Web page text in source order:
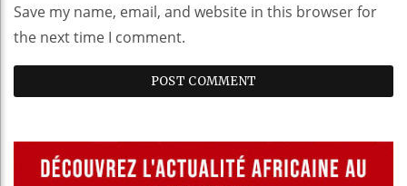
Save my name, email, and website in this browser for
the next time I comment.